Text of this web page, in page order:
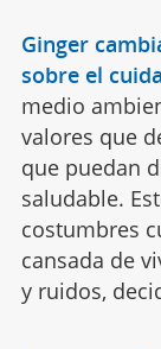
Ginger
sobre el
medio
valores que
que puedan
saludable.
costumbres
cansada de
y ruidos,